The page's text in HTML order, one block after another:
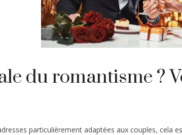
du romantisme ?
particulièrement adaptées aux couples, cela